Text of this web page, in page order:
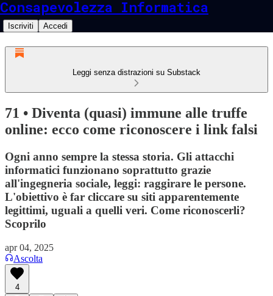
Consapevolezza Informatica
Iscriviti Accedi
Leggi senza distrazioni su Substack
71 • Diventa (quasi) immune alle truffe
online: ecco come riconoscere i link falsi
Ogni anno sempre la stessa storia. Gli attacchi
informatici funzionano soprattutto grazie
all'ingegneria sociale, leggi: raggirare le persone.
L'obiettivo è far cliccare su siti apparentemente
legittimi, uguali a quelli veri. Come riconoscerli?
Scoprilo
apr 04, 2025
Ascolta
4